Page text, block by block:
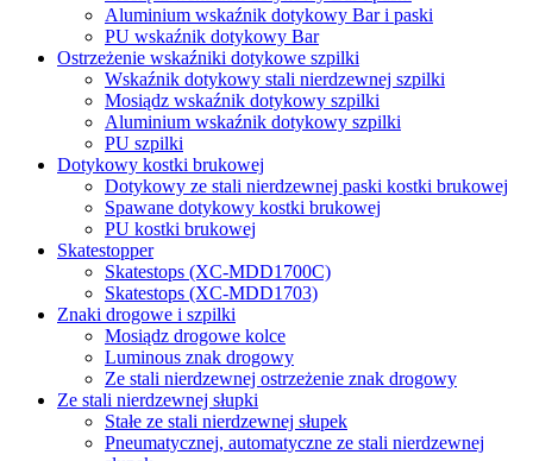
Aluminium wskaźnik dotykowy Bar i paski
PU wskaźnik dotykowy Bar
Ostrzeżenie wskaźniki dotykowe szpilki
Wskaźnik dotykowy stali nierdzewnej szpilki
Mosiądz wskaźnik dotykowy szpilki
Aluminium wskaźnik dotykowy szpilki
PU szpilki
Dotykowy kostki brukowej
Dotykowy ze stali nierdzewnej paski kostki brukowej
Spawane dotykowy kostki brukowej
PU kostki brukowej
Skatestopper
Skatestops (XC-MDD1700C)
Skatestops (XC-MDD1703)
Znaki drogowe i szpilki
Mosiądz drogowe kolce
Luminous znak drogowy
Ze stali nierdzewnej ostrzeżenie znak drogowy
Ze stali nierdzewnej słupki
Stałe ze stali nierdzewnej słupek
Pneumatycznej, automatyczne ze stali nierdzewnej